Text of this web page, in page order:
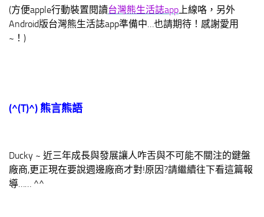
(方便apple行動裝置閱讀台灣熊生活誌app上線咯，另外
Android版台灣熊生活誌app準備中…也請期待！感謝愛用
~！)
(^(T)^) 熊言熊語
Ducky ~ 近三年成長與發展讓人咋舌與不可能不關注的鍵盤
廠商,更正現在要說週邊廠商才對!原因?請繼續往下看這篇報
導…… ^^